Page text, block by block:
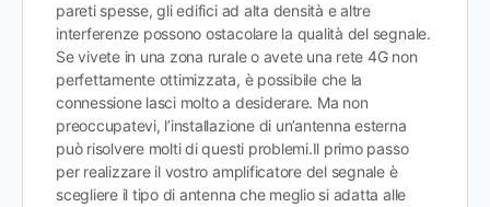
pareti spesse, gli edifici ad alta densità e altre
interferenze possono ostacolare la qualità del segnale.
Se vivete in una zona rurale o avete una rete 4G non
perfettamente ottimizzata, è possibile che la
connessione lasci molto a desiderare. Ma non
preoccupatevi, l’installazione di un’antenna esterna
può risolvere molti di questi problemi.Il primo passo
per realizzare il vostro amplificatore del segnale è
scegliere il tipo di antenna che meglio si adatta alle